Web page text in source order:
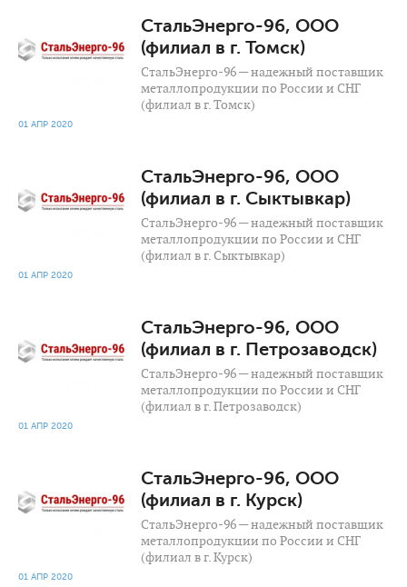
СтальЭнерго-96, ООО
(филиал в г. Томск)
СтальЭнерго-96 — надежный поставщик
металлопродукции по России и СНГ
(филиал в г. Томск)
01 АПР 2020
СтальЭнерго-96, ООО
(филиал в г. Сыктывкар)
СтальЭнерго-96 — надежный поставщик
металлопродукции по России и СНГ
(филиал в г. Сыктывкар)
01 АПР 2020
СтальЭнерго-96, ООО
(филиал в г. Петрозаводск)
СтальЭнерго-96 — надежный поставщик
металлопродукции по России и СНГ
(филиал в г. Петрозаводск)
01 АПР 2020
СтальЭнерго-96, ООО
(филиал в г. Курск)
СтальЭнерго-96 — надежный поставщик
металлопродукции по России и СНГ
(филиал в г. Курск)
01 АПР 2020